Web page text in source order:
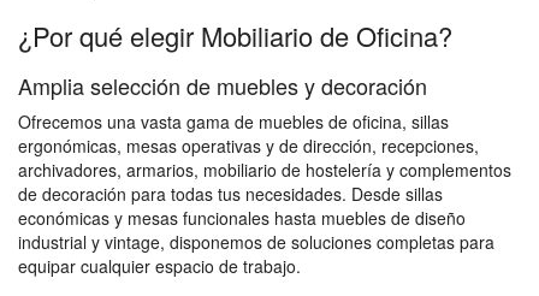
¿Por qué elegir Mobiliario de Oficina?
Amplia selección de muebles y decoración
Ofrecemos una vasta gama de muebles de oficina, sillas
ergonómicas, mesas operativas y de dirección, recepciones,
archivadores, armarios, mobiliario de hostelería y complementos
de decoración para todas tus necesidades. Desde sillas
económicas y mesas funcionales hasta muebles de diseño
industrial y vintage, disponemos de soluciones completas para
equipar cualquier espacio de trabajo.